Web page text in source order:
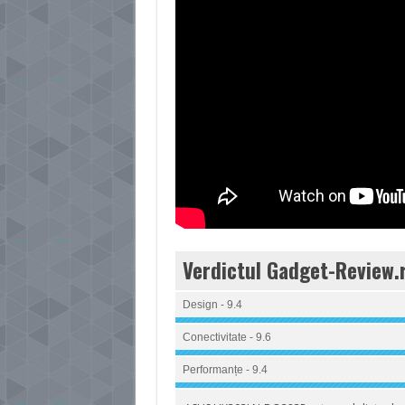
Verdictul Gadget-
Design - 9.4
Conectivitate - 9.6
Performanțe - 9.4